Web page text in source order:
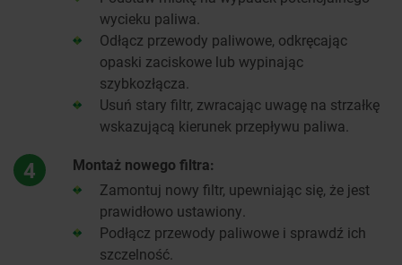
wycieku paliwa.
Odłącz przewody paliwowe, odkręcając
opaski zaciskowe lub wypinając
szybkozłącza.
Usuń stary filtr, zwracając uwagę na strzałkę
wskazującą kierunek przepływu paliwa.
4
Montaż nowego filtra:
Zamontuj nowy filtr, upewniając się, że jest
prawidłowo ustawiony.
Podłącz przewody paliwowe i sprawdź ich
szczelność.